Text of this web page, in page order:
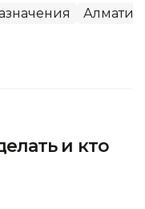
и кто